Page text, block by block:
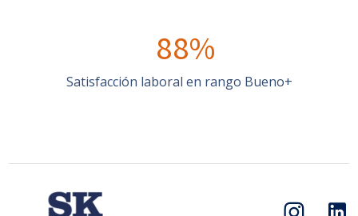
88%
Satisfacción laboral en rango Bueno+